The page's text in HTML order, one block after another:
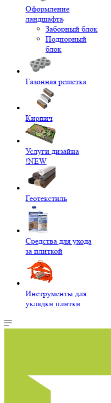
Оформление
ландшафта
Заборный блок
Подпорный
блок
Газонная решетка
Кирпич
Услуги дизайна
!NEW
Геотекстиль
Средства для ухода
за плиткой
Инструменты для
укладки плитки